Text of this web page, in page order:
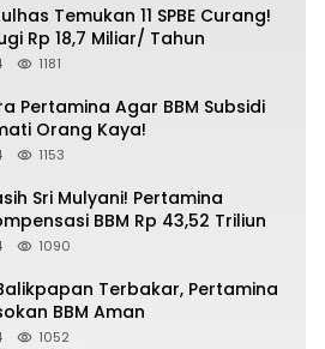
Temukan 11 SPBE Curang!
Rp 18,7 Miliar/ Tahun
1181
Pertamina Agar BBM Subsidi
Orang Kaya!
1153
Sri Mulyani! Pertamina
BBM Rp 43,52 Triliun
1090
Terbakar, Pertamina
BBM Aman
1052